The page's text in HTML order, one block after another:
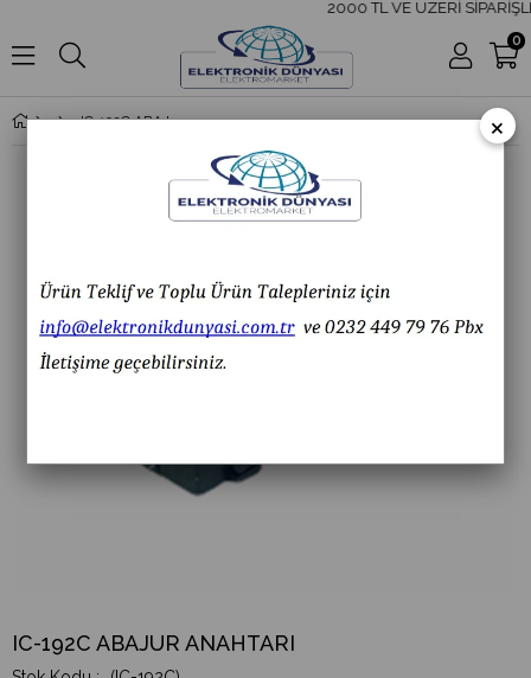
2000 TL VE ÜZERİ
0
IC-192C ABAJUR ANAHTARI
IC-192C ABAJUR ANAHTARI
×